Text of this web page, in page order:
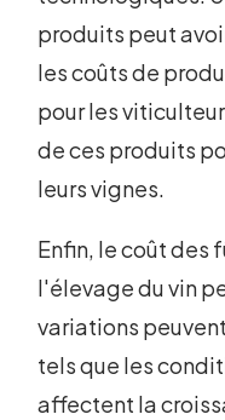
produits peut
les coûts de
pour les
de ces produits
leurs vignes.
Enfin, le coût des
l'élevage du vin
variations
tels que les
affectent la